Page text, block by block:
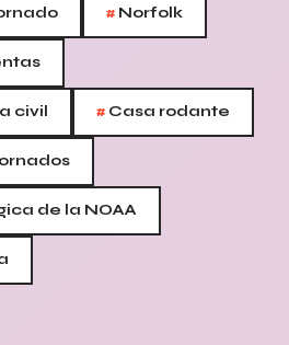
# Norfolk
civil # Casa rodante
de la NOAA